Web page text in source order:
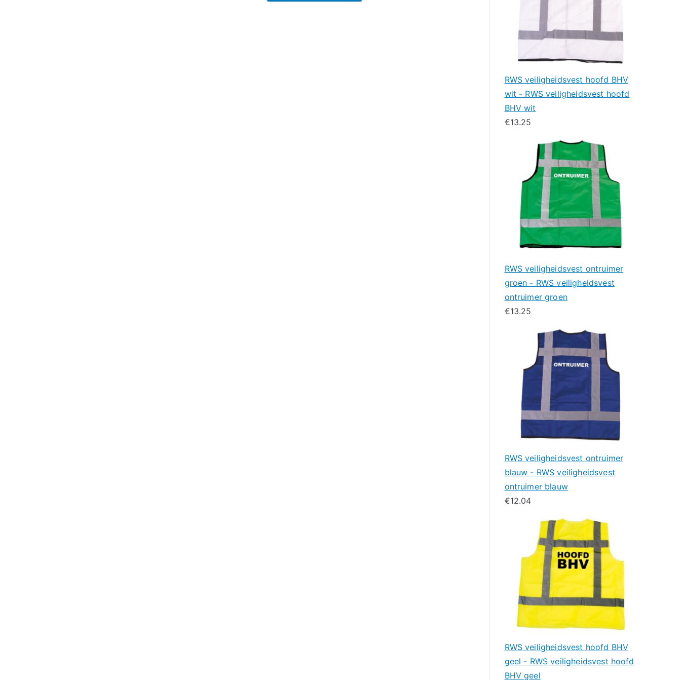
RWS veiligheidsvest hoofd BHV
wit - RWS veiligheidsvest hoofd
BHV wit
€13.25
RWS veiligheidsvest ontruimer
groen - RWS veiligheidsvest
ontruimer groen
€13.25
RWS veiligheidsvest ontruimer
blauw - RWS veiligheidsvest
ontruimer blauw
€12.04
RWS veiligheidsvest hoofd BHV
geel - RWS veiligheidsvest hoofd
BHV geel